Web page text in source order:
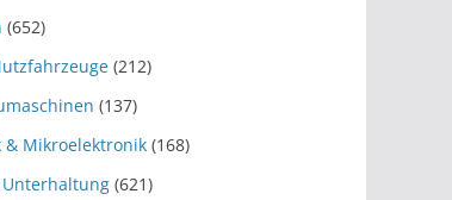
(652)
(212)
(137)
& Mikroelektronik (168)
Unterhaltung (621)